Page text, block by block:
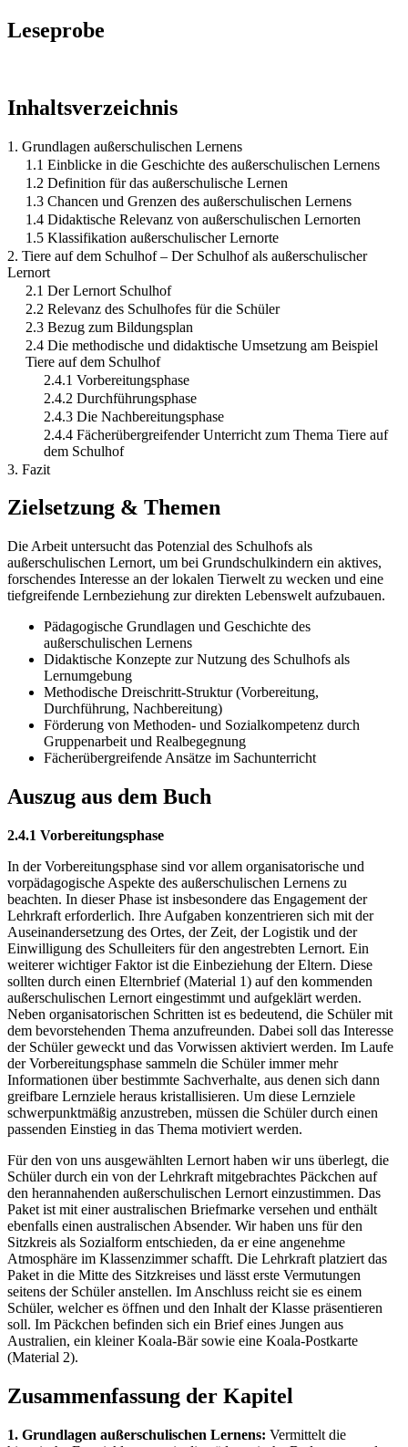
Leseprobe
Inhaltsverzeichnis
1. Grundlagen außerschulischen Lernens
1.1 Einblicke in die Geschichte des außerschulischen Lernens
1.2 Definition für das außerschulische Lernen
1.3 Chancen und Grenzen des außerschulischen Lernens
1.4 Didaktische Relevanz von außerschulischen Lernorten
1.5 Klassifikation außerschulischer Lernorte
2. Tiere auf dem Schulhof – Der Schulhof als außerschulischer
Lernort
2.1 Der Lernort Schulhof
2.2 Relevanz des Schulhofes für die Schüler
2.3 Bezug zum Bildungsplan
2.4 Die methodische und didaktische Umsetzung am Beispiel
Tiere auf dem Schulhof
2.4.1 Vorbereitungsphase
2.4.2 Durchführungsphase
2.4.3 Die Nachbereitungsphase
2.4.4 Fächerübergreifender Unterricht zum Thema Tiere auf
dem Schulhof
3. Fazit
Zielsetzung & Themen
Die Arbeit untersucht das Potenzial des Schulhofs als
außerschulischen Lernort, um bei Grundschulkindern ein aktives,
forschendes Interesse an der lokalen Tierwelt zu wecken und eine
tiefgreifende Lernbeziehung zur direkten Lebenswelt aufzubauen.
Pädagogische Grundlagen und Geschichte des
außerschulischen Lernens
Didaktische Konzepte zur Nutzung des Schulhofs als
Lernumgebung
Methodische Dreischritt-Struktur (Vorbereitung,
Durchführung, Nachbereitung)
Förderung von Methoden- und Sozialkompetenz durch
Gruppenarbeit und Realbegegnung
Fächerübergreifende Ansätze im Sachunterricht
Auszug aus dem Buch
2.4.1 Vorbereitungsphase
In der Vorbereitungsphase sind vor allem organisatorische und
vorpädagogische Aspekte des außerschulischen Lernens zu
beachten. In dieser Phase ist insbesondere das Engagement der
Lehrkraft erforderlich. Ihre Aufgaben konzentrieren sich mit der
Auseinandersetzung des Ortes, der Zeit, der Logistik und der
Einwilligung des Schulleiters für den angestrebten Lernort. Ein
weiterer wichtiger Faktor ist die Einbeziehung der Eltern. Diese
sollten durch einen Elternbrief (Material 1) auf den kommenden
außerschulischen Lernort eingestimmt und aufgeklärt werden.
Neben organisatorischen Schritten ist es bedeutend, die Schüler mit
dem bevorstehenden Thema anzufreunden. Dabei soll das Interesse
der Schüler geweckt und das Vorwissen aktiviert werden. Im Laufe
der Vorbereitungsphase sammeln die Schüler immer mehr
Informationen über bestimmte Sachverhalte, aus denen sich dann
greifbare Lernziele heraus kristallisieren. Um diese Lernziele
schwerpunktmäßig anzustreben, müssen die Schüler durch einen
passenden Einstieg in das Thema motiviert werden.
Für den von uns ausgewählten Lernort haben wir uns überlegt, die
Schüler durch ein von der Lehrkraft mitgebrachtes Päckchen auf
den herannahenden außerschulischen Lernort einzustimmen. Das
Paket ist mit einer australischen Briefmarke versehen und enthält
ebenfalls einen australischen Absender. Wir haben uns für den
Sitzkreis als Sozialform entschieden, da er eine angenehme
Atmosphäre im Klassenzimmer schafft. Die Lehrkraft platziert das
Paket in die Mitte des Sitzkreises und lässt erste Vermutungen
seitens der Schüler anstellen. Im Anschluss reicht sie es einem
Schüler, welcher es öffnen und den Inhalt der Klasse präsentieren
soll. Im Päckchen befinden sich ein Brief eines Jungen aus
Australien, ein kleiner Koala-Bär sowie eine Koala-Postkarte
(Material 2).
Zusammenfassung der Kapitel
1. Grundlagen außerschulischen Lernens: Vermittelt die